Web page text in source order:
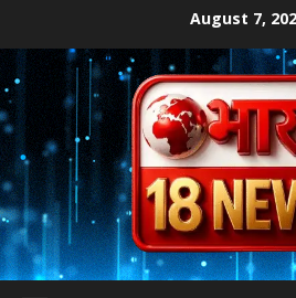
content
August 7,